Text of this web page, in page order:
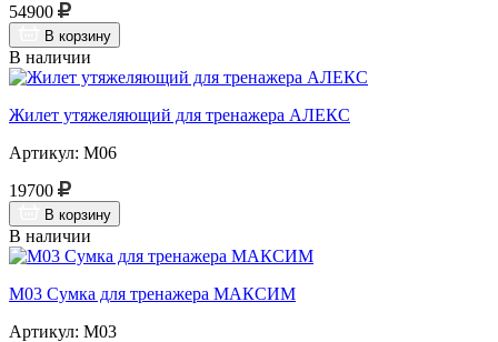
54900
В корзину
В наличии
Жилет утяжеляющий для тренажера АЛЕКС
Артикул: М06
19700
В корзину
В наличии
М03 Сумка для тренажера МАКСИМ
Артикул: М03